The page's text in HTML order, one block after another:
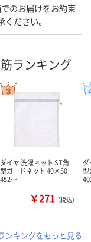
でのお届けをお約束
ださい。
ランキング
ダイヤ 洗濯ネット ST角
型ガードネット 40×50
452…
￥271 （税込）
型
ンキングをもっと見る